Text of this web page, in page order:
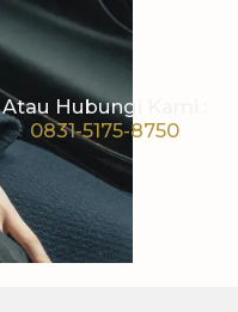
Atau Hubungi Kami :
0831-5175-8750